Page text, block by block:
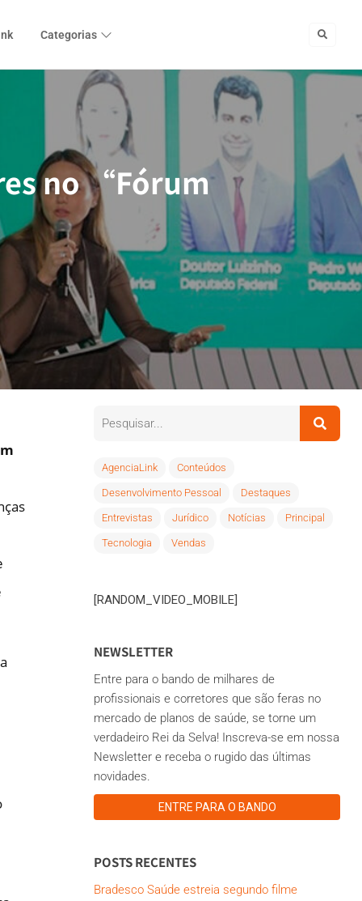
Categorias
no “Fórum
AgenciaLink Conteúdos
Desenvolvimento Pessoal Destaques
Entrevistas Jurídico Notícias Principal
Tecnologia Vendas
[RANDOM_VIDEO_MOBILE]
NEWSLETTER
Entre para o bando de milhares de
profissionais e corretores que são feras no
mercado de planos de saúde, se torne um
verdadeiro Rei da Selva! Inscreva-se em nossa
Newsletter e receba o rugido das últimas
novidades.
ENTRE PARA O BANDO
POSTS RECENTES
Bradesco Saúde estreia segundo filme